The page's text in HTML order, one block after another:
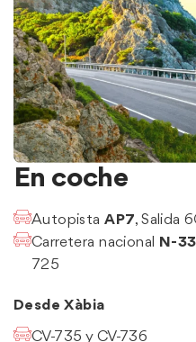
En coche
AutopistaAP7, Salida
Carretera nacional N-
725
Desde Xàbia
CV-735 y CV-736